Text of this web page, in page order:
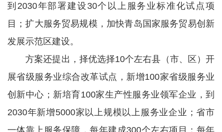
到2030年部署建设30个以上服务业标准化试点项
目；扩大服务贸易规模，加快青岛国家服务贸易创新
发展示范区建设。
方案还提出，择优选择10个左右县（市、区）开
展省级服务业综合改革试点，新增100家省级服务业
创新中心；新培育100家生产性服务业领军企业，到
2030年新增5000家以上规模以上服务业企业；省市
一体靠上服务保障，每年建成300个左右项目；每年